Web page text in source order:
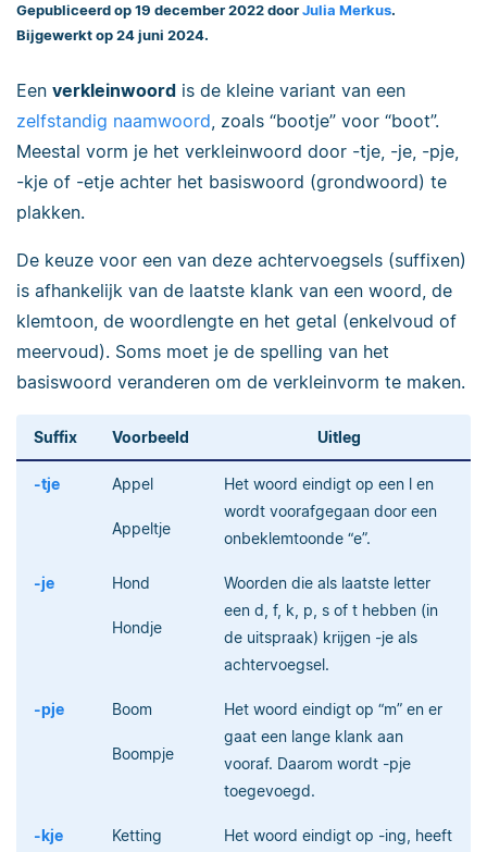
Gepubliceerd op 19 december 2022 door Julia Merkus.
Bijgewerkt op 24 juni 2024.
Een verkleinwoord is de kleine variant van een
zelfstandig naamwoord, zoals “bootje” voor “boot”.
Meestal vorm je het verkleinwoord door -tje, -je, -pje,
-kje of -etje achter het basiswoord (grondwoord) te
plakken.
De keuze voor een van deze achtervoegsels (suffixen)
is afhankelijk van de laatste klank van een woord, de
klemtoon, de woordlengte en het getal (enkelvoud of
meervoud). Soms moet je de spelling van het
basiswoord veranderen om de verkleinvorm te maken.
Suffix Voorbeeld Uitleg
-tje Appel
Appeltje
Het woord eindigt op een l en
wordt voorafgegaan door een
onbeklemtoonde “e”.
-je Hond
Hondje
Woorden die als laatste letter
een d, f, k, p, s of t hebben (in
de uitspraak) krijgen -je als
achtervoegsel.
-pje Boom
Boompje
Het woord eindigt op “m” en er
gaat een lange klank aan
vooraf. Daarom wordt -pje
toegevoegd.
-kje Ketting
Het woord eindigt op -ing, heeft